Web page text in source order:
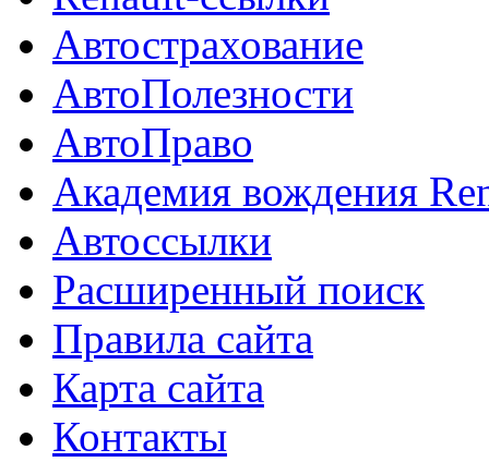
Автострахование
АвтоПолезности
АвтоПраво
Академия вождения
Автоссылки
Расширенный поиск
Правила сайта
Карта сайта
Контакты